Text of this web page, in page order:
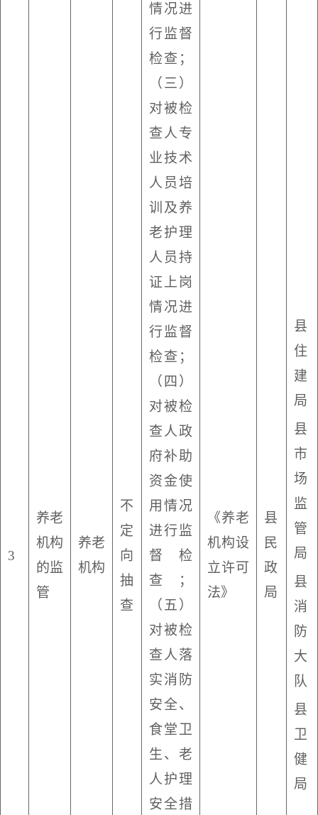
3
养老
机构
的监
管
养老
机构
不
定
向
抽
查
情况进
行监督
检查；
（三）
对被检
查人专
业技术
人员培
训及养
老护理
人员持
证上岗
情况进
行监督
检查；
（四）
对被检
查人政
府补助
资金使
用情况
进行监
督检
查；
（五）
对被检
查人落
实消防
安全、
食堂卫
生、老
人护理
安全措
《养老
机构设
立许可
法》
县
民
政
局
县
住
建
局
县
市
场
监
管
局
县
消
防
大
队
县
卫
健
局